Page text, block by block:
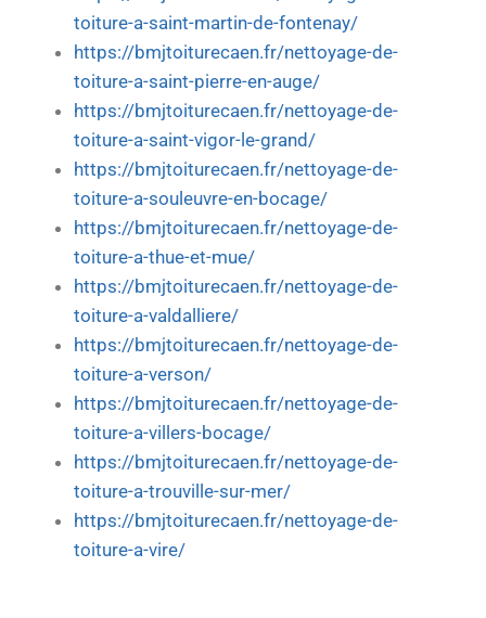
toiture-a-saint-martin-de-fontenay/
https://bmjtoiturecaen.fr/nettoyage-de-
toiture-a-saint-pierre-en-auge/
https://bmjtoiturecaen.fr/nettoyage-de-
toiture-a-saint-vigor-le-grand/
https://bmjtoiturecaen.fr/nettoyage-de-
toiture-a-souleuvre-en-bocage/
https://bmjtoiturecaen.fr/nettoyage-de-
toiture-a-thue-et-mue/
https://bmjtoiturecaen.fr/nettoyage-de-
toiture-a-valdalliere/
https://bmjtoiturecaen.fr/nettoyage-de-
toiture-a-verson/
https://bmjtoiturecaen.fr/nettoyage-de-
toiture-a-villers-bocage/
https://bmjtoiturecaen.fr/nettoyage-de-
toiture-a-trouville-sur-mer/
https://bmjtoiturecaen.fr/nettoyage-de-
toiture-a-vire/